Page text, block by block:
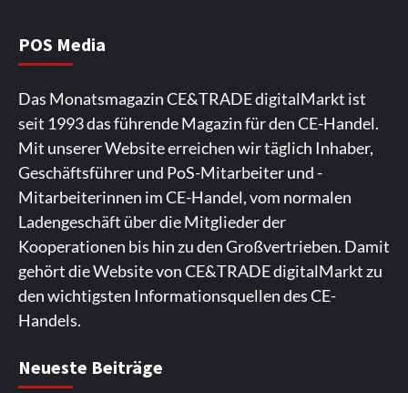
5
6
CHERRY baut Vertriebsteam in
strategisch wichtigen Märkten aus
7
Smart Living Top Story
Verbraucher setzen immer mehr auf
Klimageräte und Ventilatoren
POS Media
Das Monatsmagazin CE&TRADE digitalMarkt ist
seit 1993 das führende Magazin für den CE-Handel.
Mit unserer Website erreichen wir täglich Inhaber,
Geschäftsführer und PoS-Mitarbeiter und -
Mitarbeiterinnen im CE-Handel, vom normalen
Ladengeschäft über die Mitglieder der
Kooperationen bis hin zu den Großvertrieben. Damit
gehört die Website von CE&TRADE digitalMarkt zu
den wichtigsten Informationsquellen des CE-
Handels.
Plattform bietet Casinospiele und verschiedene
komfortables Spielerlebnis. Die App ermöglicht
regelmäßig. Die Plattform bietet farbenfrohe
Die Gaming-Plattform bietet eine große Auswahl an
Spielautomaten. Die Benutzeroberfläche ist auf eine
Ein weiterer Ort, an dem man Spielautomaten
entdecken kann, ist. Die Seite legt den Schwerpunkt
Neueste Beiträge